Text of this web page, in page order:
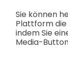
Sie können
Plattform
indem Sie
Media-